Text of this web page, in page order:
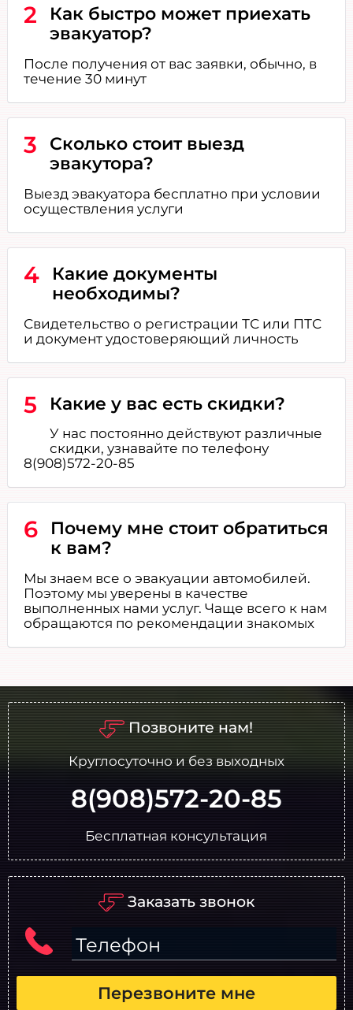
2
Как быстро может приехать
эвакуатор?
После получения от вас заявки, обычно, в
течение 30 минут
3
Сколько стоит выезд
эвакутора?
Выезд эвакуатора бесплатно при условии
осуществления услуги
4
Какие документы
необходимы?
Свидетельство о регистрации ТС или ПТС
и документ удостоверяющий личность
5 Какие у вас есть скидки?
У нас постоянно действуют различные
скидки, узнавайте по телефону
8(908)572-20-85
6
Почему мне стоит обратиться
к вам?
Мы знаем все о эвакуации автомобилей.
Поэтому мы уверены в качестве
выполненных нами услуг. Чаще всего к нам
обращаются по рекомендации знакомых
Позвоните нам!
Круглосуточно и без выходных
8(908)572-20-85
Бесплатная консультация
Заказать звонок
Телефон
Перезвоните мне